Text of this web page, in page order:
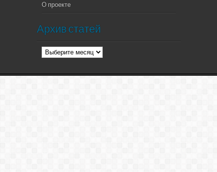
О проекте
Архив статей
Архив
статей